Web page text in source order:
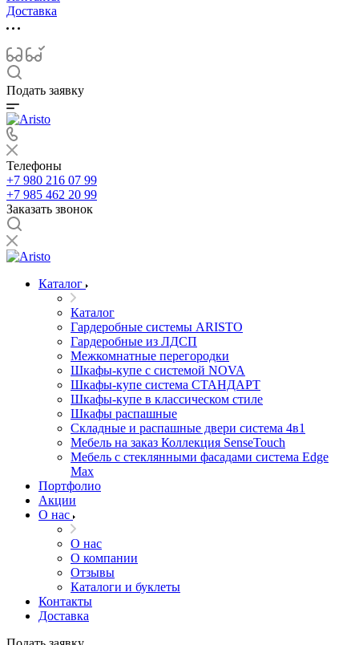
Доставка
Подать заявку
Телефоны
+7 980 216 07 99
+7 985 462 20 99
Заказать звонок
Каталог
Каталог
Гардеробные системы ARISTO
Гардеробные из ЛДСП
Межкомнатные перегородки
Шкафы-купе с системой NOVA
Шкафы-купе система СТАНДАРТ
Шкафы-купе в классическом стиле
Шкафы распашные
Складные и распашные двери система 4в1
Мебель на заказ Коллекция SenseTouch
Мебель с стеклянными фасадами система Edge
Max
Портфолио
Акции
О нас
О нас
О компании
Отзывы
Каталоги и буклеты
Контакты
Доставка